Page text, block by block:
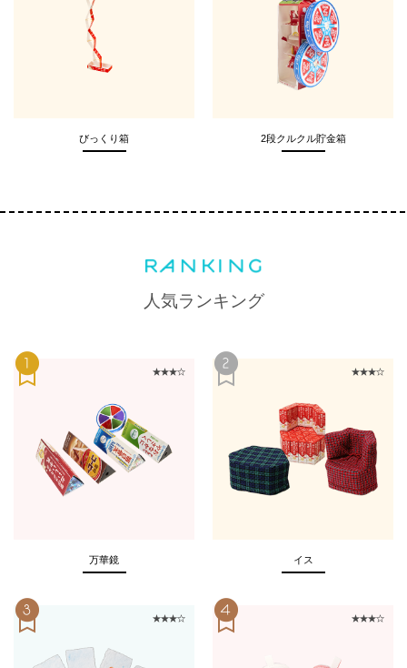
びっくり箱 2段クルクル貯金箱
人気ランキング
万華鏡 イス